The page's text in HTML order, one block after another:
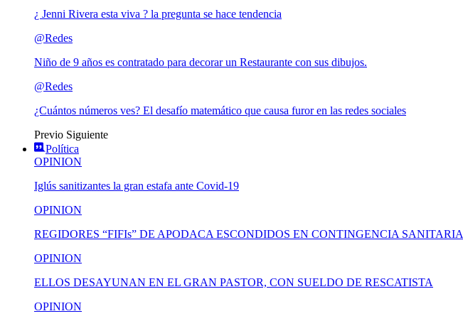
¿ Jenni Rivera esta viva ? la pregunta se hace tendencia
@Redes
Niño de 9 años es contratado para decorar un Restaurante con sus dibujos.
@Redes
¿Cuántos números ves? El desafío matemático que causa furor en las redes sociales
Previo Siguiente
Política
OPINION
Iglús sanitizantes la gran estafa ante Covid-19
OPINION
REGIDORES “FIFIs” DE APODACA ESCONDIDOS EN CONTINGENCIA SANITARIA
OPINION
ELLOS DESAYUNAN EN EL GRAN PASTOR, CON SUELDO DE RESCATISTA
OPINION